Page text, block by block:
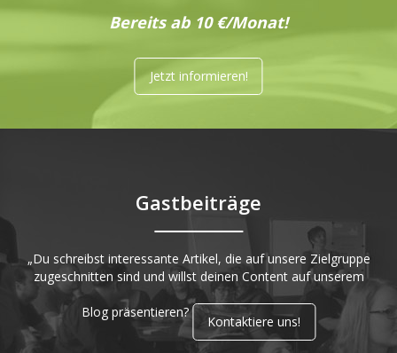
Bereits ab 10 €/Monat!
Jetzt informieren!
Gastbeiträge
„Du schreibst interessante Artikel, die auf unsere Zielgruppe
zugeschnitten sind und willst deinen Content auf unserem
Blog präsentieren?
Kontaktiere uns!